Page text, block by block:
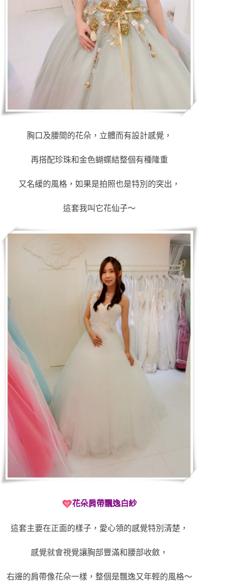
胸口及腰間的花朵，立體而有設計感覺，
再搭配珍珠和金色蝴蝶結整個有種隆重
又名緩的風格，如果是拍照也是特別的突出，
這套我叫它花仙子～
花朵肩帶飄逸白紗
這套主要在正面的樣子，愛心領的感覺特別清楚，
感覺就會視覺讓胸部豐滿和腰部收斂，
右邊的肩帶像花朵一樣，整個是飄逸又年輕的風格～